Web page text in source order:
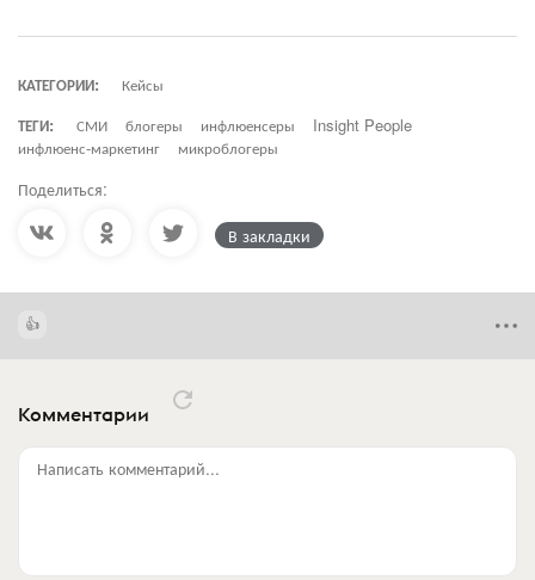
КАТЕГОРИИ:
Кейсы
ТЕГИ:
СМИ блогеры инфлюенсеры
Insight People
инфлюенс-маркетинг
микроблогеры
Поделиться:
В закладки
Комментарии
Написать комментарий...